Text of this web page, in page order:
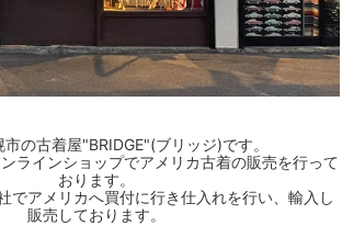
の古着屋"BRIDGE"(ブリッジ)です。
ラインショップでアメリカ古着の販売を行って
おります。
でアメリカへ買付に行き仕入れを行い、輸入し
販売しております。